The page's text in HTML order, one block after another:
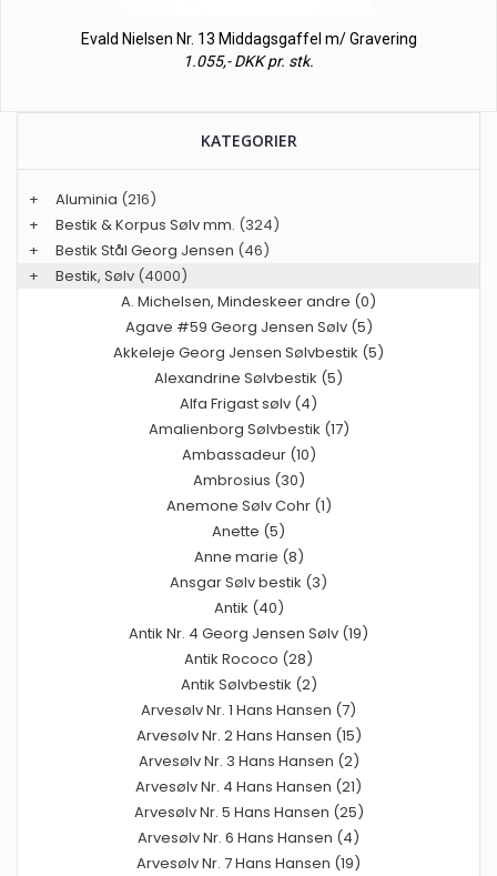
Evald Nielsen Nr. 13 Middagsgaffel m/ Gravering
1.055,- DKK pr. stk.
KATEGORIER
+ Aluminia (216)
+
Bestik & Korpus Sølv mm. (324)
+
Bestik Stål Georg Jensen (46)
+
Bestik, Sølv (4000)
A. Michelsen, Mindeskeer andre (0)
Agave #59 Georg Jensen Sølv (5)
Akkeleje Georg Jensen Sølvbestik (5)
Alexandrine Sølvbestik (5)
Alfa Frigast sølv (4)
Amalienborg Sølvbestik (17)
Ambassadeur (10)
Ambrosius (30)
Anemone Sølv Cohr (1)
Anette (5)
Anne marie (8)
Ansgar Sølv bestik (3)
Antik (40)
Antik Nr. 4 Georg Jensen Sølv (19)
Antik Rococo (28)
Antik Sølvbestik (2)
Arvesølv Nr. 1 Hans Hansen (7)
Arvesølv Nr. 2 Hans Hansen (15)
Arvesølv Nr. 3 Hans Hansen (2)
Arvesølv Nr. 4 Hans Hansen (21)
Arvesølv Nr. 5 Hans Hansen (25)
Arvesølv Nr. 6 Hans Hansen (4)
Arvesølv Nr. 7 Hans Hansen (19)